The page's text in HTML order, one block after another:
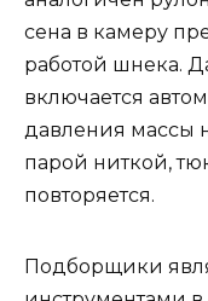
сена в камеру
работой шнека.
включается
давления массы
парой ниткой,
повторяется.
Подборщики